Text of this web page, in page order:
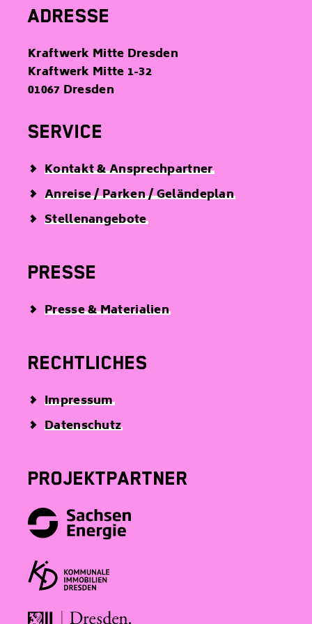
ADRESSE
Kraftwerk Mitte Dresden
Kraftwerk Mitte 1-32
01067 Dresden
SERVICE
Kontakt & Ansprechpartner
Anreise / Parken / Geländeplan
Stellenangebote
PRESSE
Presse & Materialien
RECHTLICHES
Impressum
Datenschutz
PROJEKTPARTNER
a
h